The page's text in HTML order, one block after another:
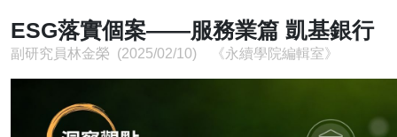
ESG落實個案——服務業篇 凱基銀行
副研究員林金榮 (2025/02/10) 《永續學院編輯室》